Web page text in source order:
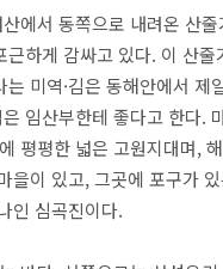
에서 동쪽으로 내려온 산
근하게 감싸고 있다. 이 산줄
는 미역·김은 동해안에서 제
임산부한테 좋다고 한다.
평평한 넓은 고원지대며,
을이 있고, 그곳에 포구가
인 심곡진이다.